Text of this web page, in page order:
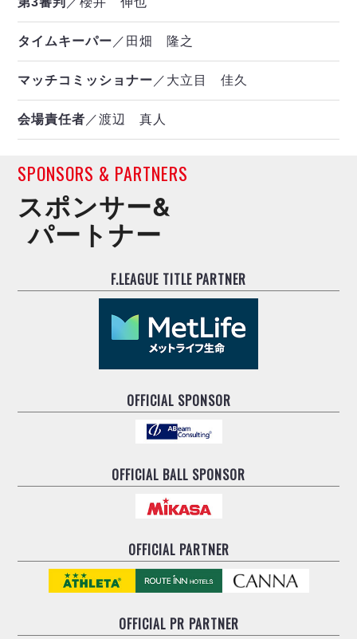
タイムキーパー ／田畑 隆之
マッチコミッショナー ／大立目 佳久
会場責任者 ／渡辺 真人
SPONSORS & PARTNERS
スポンサー&
パートナー
F.LEAGUE TITLE PARTNER
OFFICIAL SPONSOR
OFFICIAL BALL SPONSOR
OFFICIAL PARTNER
OFFICIALPR PARTNER